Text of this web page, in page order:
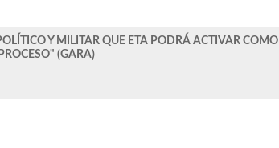
Y MILITAR QUE ETA PODRÁ ACTIVAR COMO
(GARA)